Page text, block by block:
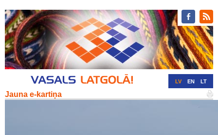
LV EN LT
Jauna e-kartiņa